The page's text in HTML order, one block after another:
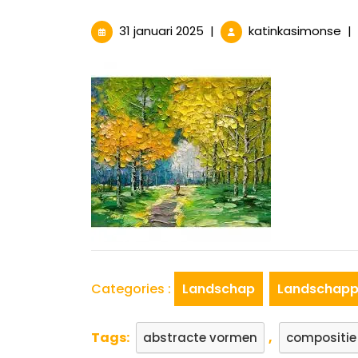
31 januari 2025 31
januari
| katinkasimonse |
Categories : Landschap
Tags: abstracte vormen , compositie